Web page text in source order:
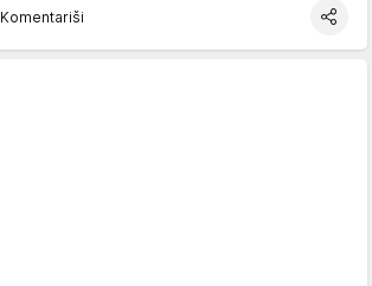
Komentariši